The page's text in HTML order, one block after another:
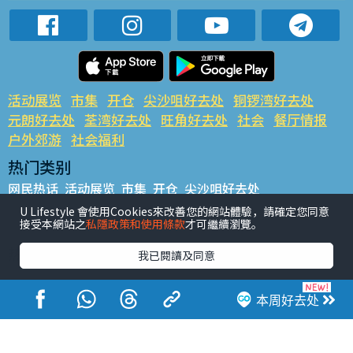
本周好去处
活动展览 市集 开仓 尖沙咀好去处 铜锣湾好去处
元朗好去处 荃湾好去处 旺角好去处 社会 餐厅情报
户外郊游 社会福利
热门类别
网民热话 活动展览 市集 开仓 尖沙咀好去处
铜锣湾好去处 元朗好去处 荃湾好去处 旺角好去处 社会
餐厅情报 户外郊游
热门标签
#UGO揾好去处 #人气活动推介 #美食社群热话
#亲子玩乐好去处
#ULifestyle应用程式
#限时抢
#UJetso礼物放送
#ULifestyle商户中心 #著数
U Lifestyle 會使用Cookies來改善您的網站體驗，請確定您同意
接受本網站之私隱政策和使用條款才可繼續瀏覽。
我已閱讀及同意